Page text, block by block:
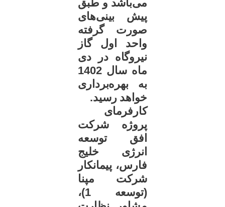
می‌باشد و طبق
پیش بینی‌های
صورت گرفته
واحد اول گاز
نیروگاه در دی
ماه سال 1402
به بهره‌برداری
خواهد رسید.
کارفرمای
پروژه شرکت
افق توسعه
انرژی خلیج
فارس، پیمانکار
شرکت مپنا
(توسعه 1)،